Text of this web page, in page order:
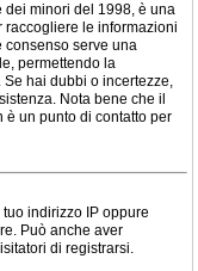
dei minori del 1998, è una
raccogliere le informazioni
consenso serve una
permettendo la
hai dubbi o incertezze,
Nota bene che il
un punto di contatto per
indirizzo IP oppure
Può anche aver
di registrarsi.